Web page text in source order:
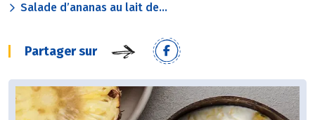
Salade d’ananas au lait de...
Partager sur